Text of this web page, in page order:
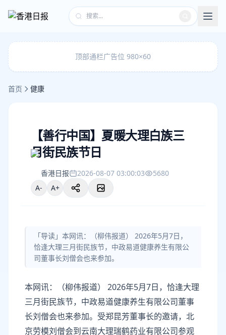
顶部通栏广告位 980×60
首页 健康
【善行中国】夏暖大理白族三
月街民族节日
香港日报 2026-08-07 03:00:03
5680
A-
A+
「导读」本网讯：（柳伟报道） 2026年5月7日，
恰逢大理三月街民族节，中政易道健康养生有限公
司董事长刘僧会也来参加。
本网讯：（柳伟报道） 2026年5月7日，恰逢大理
三月街民族节，中政易道健康养生有限公司董事
长刘僧会也来参加。受郑昆芳董事长的邀请，北
京劳模刘僧会到云南大理瑞鹤药业有限公司参观